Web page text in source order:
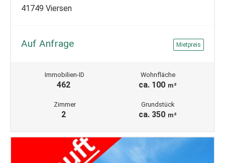
41749 Viersen
Auf Anfrage Mietpreis
Immobilien-ID
462
Wohnfläche
ca. 100 m²
Zimmer
2
Grundstück
ca. 350 m²